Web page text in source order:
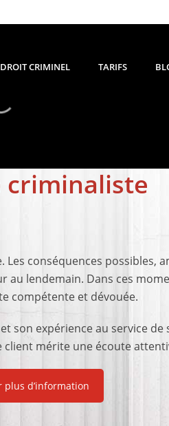
DROIT CRIMINEL TARIFS
criminaliste
conséquences possibles,
lendemain. Dans ces
compétente et dévouée.
expérience au service de
mérite une écoute
plus d’information